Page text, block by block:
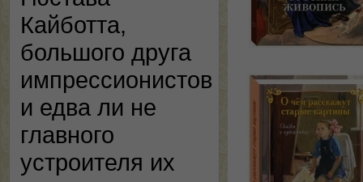
Кайботта,
большого друга
импрессионистов
и едва ли не
главного
устроителя их